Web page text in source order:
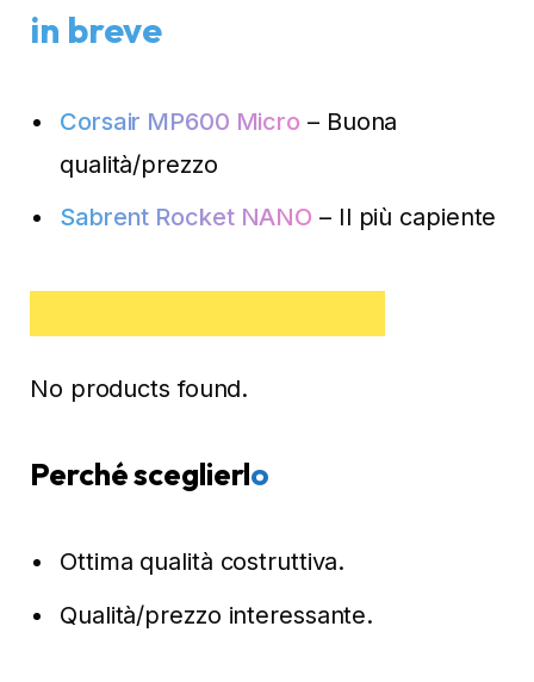
in breve
Corsair MP600 Micro – Buona
qualità/prezzo
Sabrent Rocket NANO – Il più capiente
No products found.
Perché sceglierlo
Ottima qualità costruttiva.
Qualità/prezzo interessante.